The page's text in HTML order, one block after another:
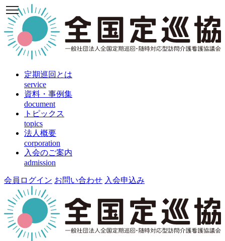
定期巡回とは
service
資料・事例集
document
トピックス
topics
法人概要
corporation
入会のご案内
admission
会員ログイン お問い合わせ 入会申込み